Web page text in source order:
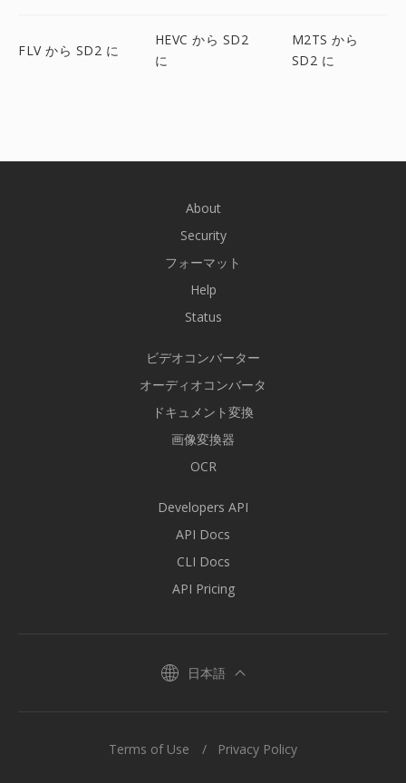
FLV から SD2 に
HEVC から SD2
に
M2TS から
SD2 に
About
Security
フォーマット
Help
Status
ビデオコンバーター
オーディオコンバータ
ドキュメント変換
画像変換器
OCR
Developers API
API Docs
CLI Docs
API Pricing
日本語
Terms of Use Privacy Policy